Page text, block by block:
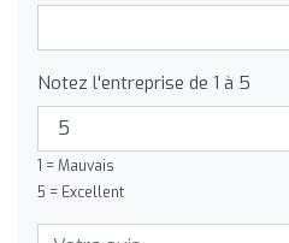
Notez l'entreprise de 1 à 5
1 = Mauvais
5 = Excellent